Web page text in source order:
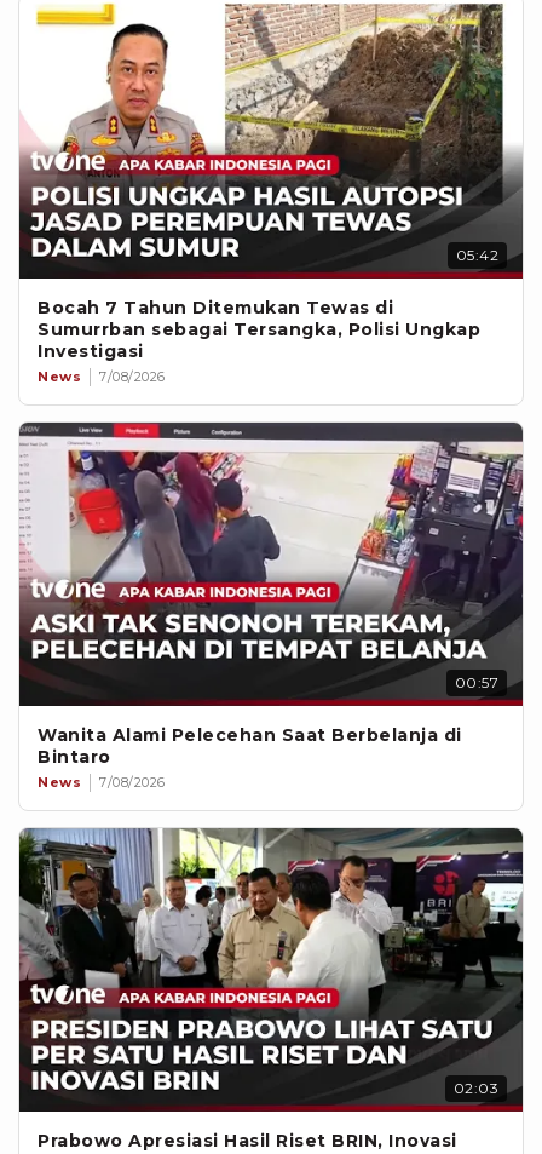
05:42
Bocah 7 Tahun Ditemukan Tewas di
Sumurrban sebagai Tersangka, Polisi Ungkap
Investigasi
News 7/08/2026
00:57
Wanita Alami Pelecehan Saat Berbelanja di
Bintaro
News 7/08/2026
02:03
Prabowo Apresiasi Hasil Riset BRIN, Inovasi